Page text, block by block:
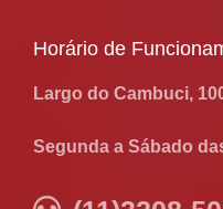
Horário de
Largo do Cambuci,
Segunda a Sábado